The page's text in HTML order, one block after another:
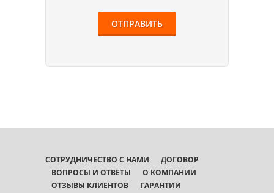
СОТРУДНИЧЕСТВО С НАМИ
ДОГОВОР
ВОПРОСЫ И ОТВЕТЫ
О КОМПАНИИ
ОТЗЫВЫ КЛИЕНТОВ
ГАРАНТИИ